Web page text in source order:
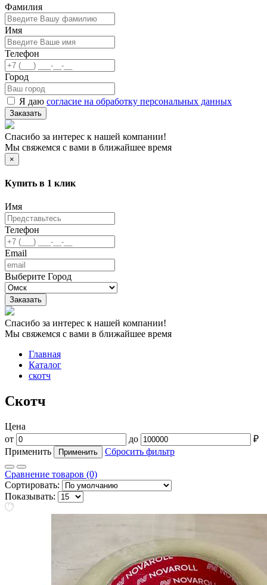
Фамилия
Имя
Телефон
Город
Я даю согласие на обработку персональных данных
Заказать
Спасибо за интерес к нашей компании!
Мы свяжемся с вами в ближайшее время
×
Купить в 1 клик
Имя
Телефон
Email
Выберите Город
Заказать
Спасибо за интерес к нашей компании!
Мы свяжемся с вами в ближайшее время
Главная
Каталог
скотч
Скотч
Цена
от
до
₽
Применить
Сбросить фильтр
Сравнение товаров (0)
Сортировать:
Показывать: